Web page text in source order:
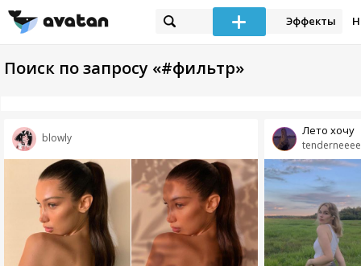
Эффекты
Поиск по запросу «#фильтр»
blowly
Лето хочу